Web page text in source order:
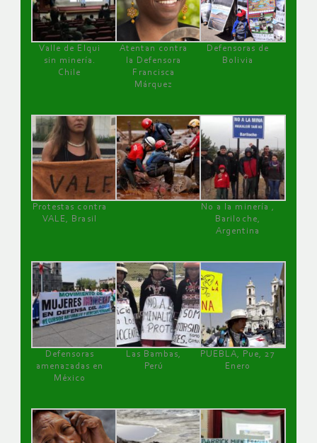
Valle de Elqui
sin minería.
Chile
Atentan contra
la Defensora
Francisca
Márquez
Defensoras de
Bolivia
Protestas contra
VALE, Brasil
No a la minería ,
Bariloche,
Argentina
Defensoras
amenazadas en
México
Las Bambas,
Perú
PUEBLA, Pue, 27
Enero